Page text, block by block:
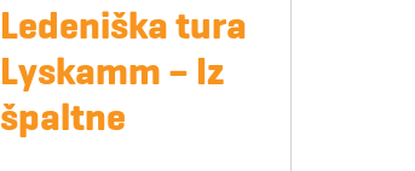
Ledeniška tura
Lyskamm – Iz
špaltne